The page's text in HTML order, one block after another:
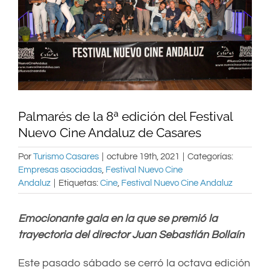
Palmarés de la 8ª edición del Festival
Nuevo Cine Andaluz de Casares
Por Turismo Casares octubre 19th, 2021
Categorías:
Empresas asociadas, Festival Nuevo Cine
Andaluz
Etiquetas: Cine, Festival Nuevo Cine Andaluz
Emocionante gala en la que se premió la
trayectoria del director Juan Sebastián Bollaín
Este pasado sábado se cerró la octava edición